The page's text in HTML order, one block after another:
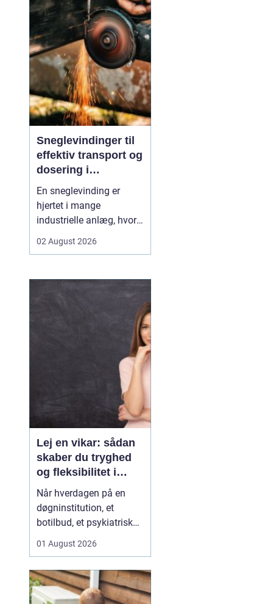
tid, ressourcer og
kontakt til patienter eller
kun...
Sneglevindinger til
effektiv transport og
dosering i
industrien
En sneglevinding er
hjertet i mange
industrielle anlæg, hvor
doseres eller presses
Uanset om der er tale om
korn, slam, granulat,
afhænger
driftsikkerheden ofte af,
02 August 2026
Lej en vikar: sådan
skaber du tryghed
og fleksibilitet i
hverdagen
Når hverdagen på en
døgninstitution, et
botilbud, et psykiatrisk
pludselig ændrer sig, kan
hænder opstå fra den
ene dag til den anden.
01 August 2026